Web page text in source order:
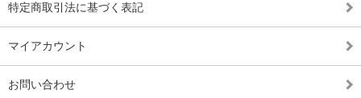
特定商取引法に基づく表記
マイアカウント
お問い合わせ